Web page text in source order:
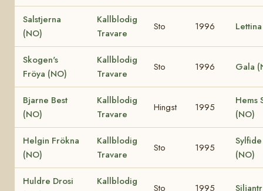
Salstjerna
(NO)
Kallblodig
Travare
Sto 1996
Skogen's
Fröya (NO)
Kallblodig
Travare
Sto 1996 Gala
Bjarne Best
(NO)
Kallblodig
Travare
Hingst 1995
Hems
(NO)
Helgin Frökna
(NO)
Kallblodig
Travare
Sto 1995
(NO)
Huldre Drosi
Kallblodig
Sto 1995